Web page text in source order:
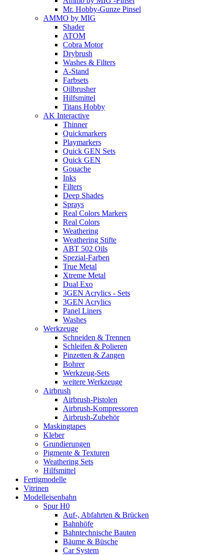
Mr. Hobby-Gunze Pinsel
AMMO by MIG
Shader
ATOM
Cobra Motor
Drybrush
Washes & Filters
A-Stand
Farbsets
Oilbrusher
Hilfsmittel
Titans Hobby
AK Interactive
Thinner
Quickmarkers
Playmarkers
Quick GEN Sets
Quick GEN
Gouache
Inks
Filters
Deep Shades
Sprays
Real Colors Markers
Real Colors
Weathering
Weathering Stifte
ABT 502 Oils
Spezial-Farben
True Metal
Xtreme Metal
Dual Exo
3GEN Acrylics - Sets
3GEN Acrylics
Panel Liners
Washes
Werkzeuge
Schneiden & Trennen
Schleifen & Polieren
Pinzetten & Zangen
Bohrer
Werkzeug-Sets
weitere Werkzeuge
Airbrush
Airbrush-Pistolen
Airbrush-Kompressoren
Airbrush-Zubehör
Maskingtapes
Kleber
Grundierungen
Pigmente & Texturen
Weathering Sets
Hilfsmittel
Fertigmodelle
Vitrinen
Modelleisenbahn
Spur H0
Auf-, Abfahrten & Brücken
Bahnhöfe
Bahntechnische Bauten
Bäume & Büsche
Car System